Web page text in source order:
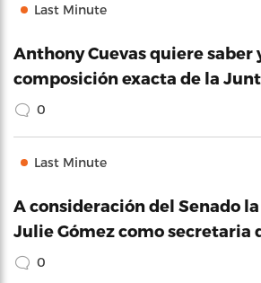
Last Minute
Anthony Cuevas quiere saber
composición exacta de la
0
Last Minute
A consideración del Senado
Julie Gómez como secretaria
0